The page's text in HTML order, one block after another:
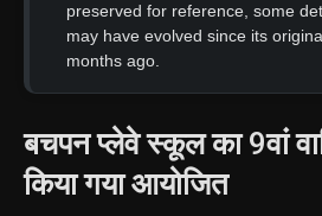
Lifestyle
Trending
preserved for reference, some
may have evolved since its
months ago.
बचपन प्लेवे स्कूल का 9वां
किया गया आयोजित